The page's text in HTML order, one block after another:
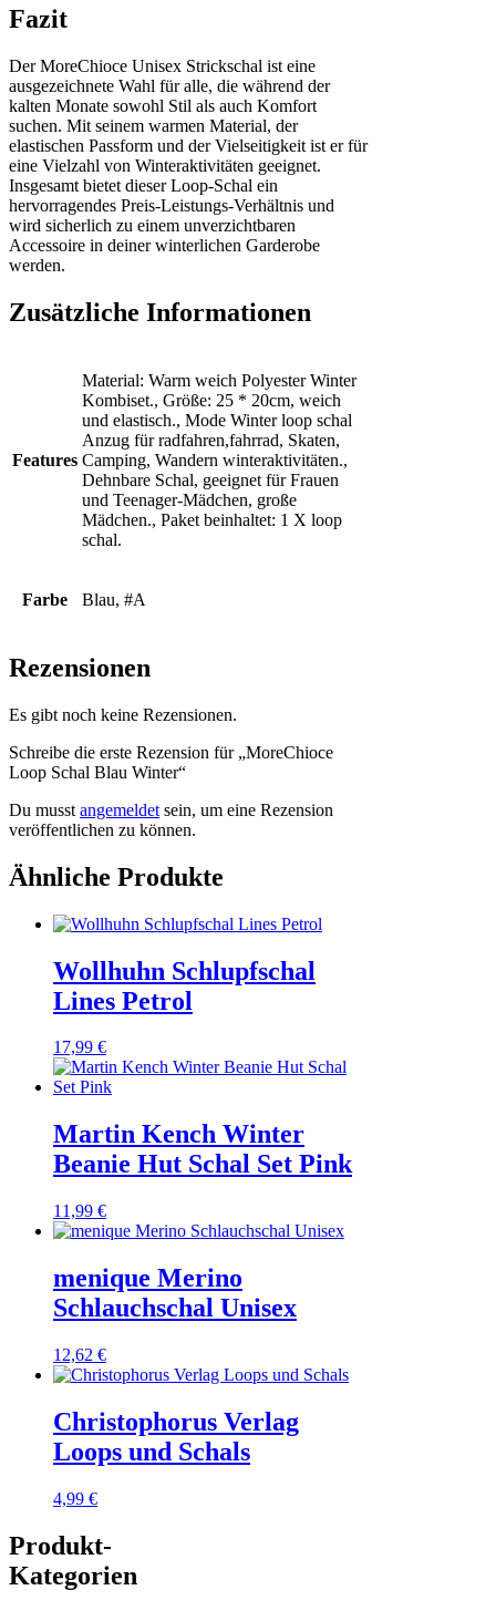
Fazit
Der MoreChioce Unisex Strickschal ist eine
ausgezeichnete Wahl für alle, die während der
kalten Monate sowohl Stil als auch Komfort
suchen. Mit seinem warmen Material, der
elastischen Passform und der Vielseitigkeit ist er für
eine Vielzahl von Winteraktivitäten geeignet.
Insgesamt bietet dieser Loop-Schal ein
hervorragendes Preis-Leistungs-Verhältnis und
wird sicherlich zu einem unverzichtbaren
Accessoire in deiner winterlichen Garderobe
werden.
Zusätzliche Informationen
Features
Material: Warm weich Polyester Winter
Kombiset., Größe: 25 * 20cm, weich
und elastisch., Mode Winter loop schal
Anzug für radfahren,fahrrad, Skaten,
Camping, Wandern winteraktivitäten.,
Dehnbare Schal, geeignet für Frauen
und Teenager-Mädchen, große
Mädchen., Paket beinhaltet: 1 X loop
schal.
Farbe Blau, #A
Rezensionen
Es gibt noch keine Rezensionen.
Schreibe die erste Rezension für „MoreChioce
Loop Schal Blau Winter“
Du musst angemeldet sein, um eine Rezension
veröffentlichen zu können.
Ähnliche Produkte
Wollhuhn Schlupfschal
Lines Petrol
17,99 €
Martin Kench Winter
Beanie Hut Schal Set Pink
11,99 €
menique Merino
Schlauchschal Unisex
12,62 €
Christophorus Verlag
Loops und Schals
4,99 €
Produkt-
Kategorien